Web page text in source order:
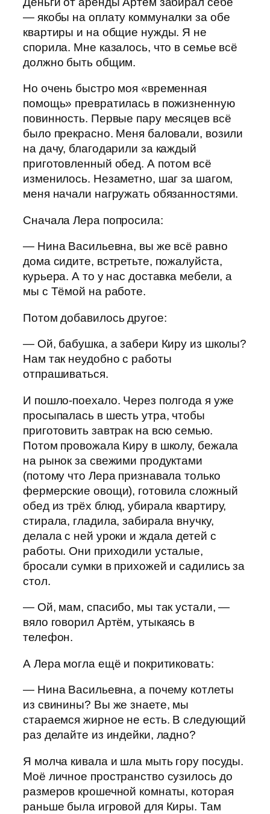
— якобы на оплату коммуналки за обе
квартиры и на общие нужды. Я не
спорила. Мне казалось, что в семье всё
должно быть общим.
Но очень быстро моя «временная
помощь» превратилась в пожизненную
повинность. Первые пару месяцев всё
было прекрасно. Меня баловали, возили
на дачу, благодарили за каждый
приготовленный обед. А потом всё
изменилось. Незаметно, шаг за шагом,
меня начали нагружать обязанностями.
Сначала Лера попросила:
— Нина Васильевна, вы же всё равно
дома сидите, встретьте, пожалуйста,
курьера. А то у нас доставка мебели, а
мы с Тёмой на работе.
Потом добавилось другое:
— Ой, бабушка, а забери Киру из школы?
Нам так неудобно с работы
отпрашиваться.
И пошло-поехало. Через полгода я уже
просыпалась в шесть утра, чтобы
приготовить завтрак на всю семью.
Потом провожала Киру в школу, бежала
на рынок за свежими продуктами
(потому что Лера признавала только
фермерские овощи), готовила сложный
обед из трёх блюд, убирала квартиру,
стирала, гладила, забирала внучку,
делала с ней уроки и ждала детей с
работы. Они приходили усталые,
бросали сумки в прихожей и садились за
стол.
— Ой, мам, спасибо, мы так устали, —
вяло говорил Артём, утыкаясь в
телефон.
А Лера могла ещё и покритиковать:
— Нина Васильевна, а почему котлеты
из свинины? Вы же знаете, мы
стараемся жирное не есть. В следующий
раз делайте из индейки, ладно?
Я молча кивала и шла мыть гору посуды.
Моё личное пространство сузилось до
размеров крошечной комнаты, которая
раньше была игровой для Киры. Там